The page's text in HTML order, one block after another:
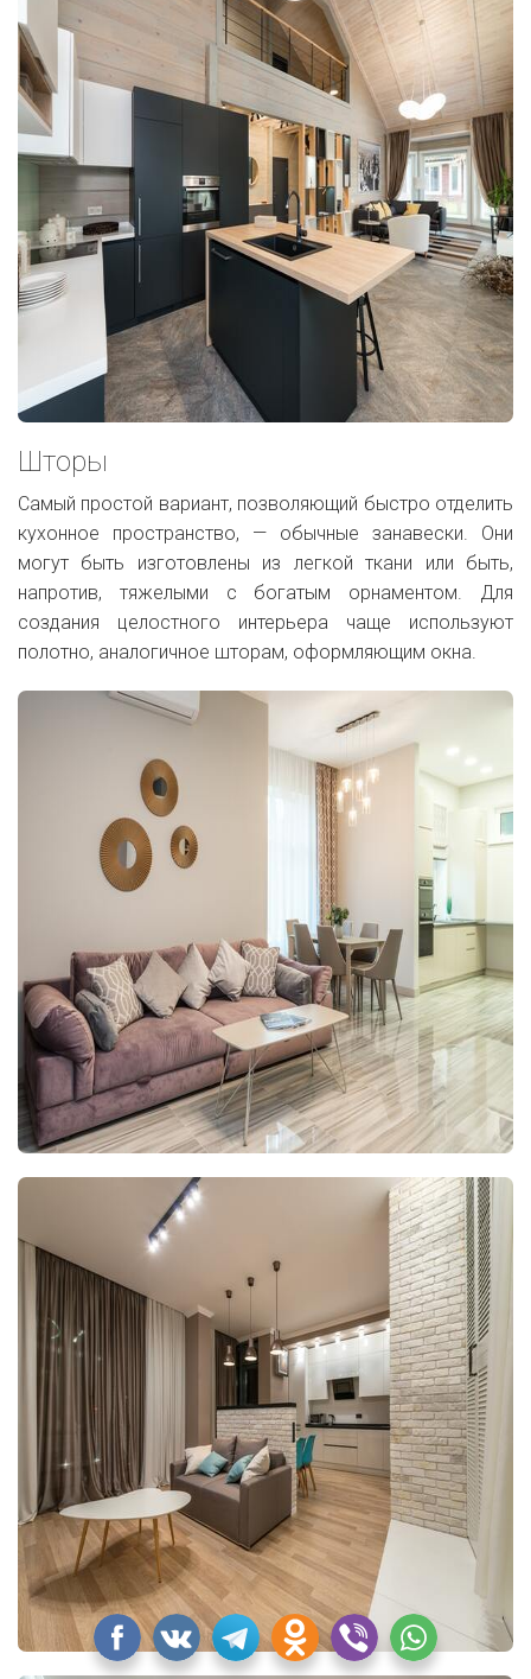
Шторы
Самый простой вариант, позволяющий быстро отделить
кухонное пространство, — обычные занавески. Они
могут быть изготовлены из легкой ткани или быть,
напротив, тяжелыми с богатым орнаментом. Для
создания целостного интерьера чаще используют
полотно, аналогичное шторам, оформляющим окна.